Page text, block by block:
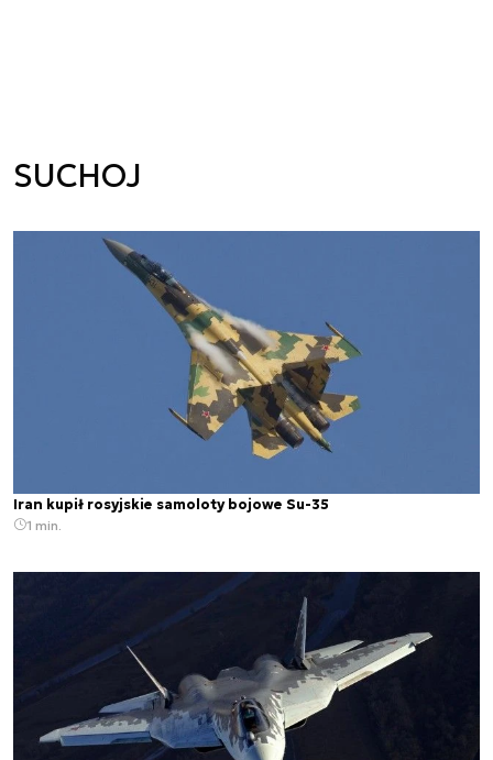
SUCHOJ
Iran kupił rosyjskie samoloty bojowe Su-35
1 min.